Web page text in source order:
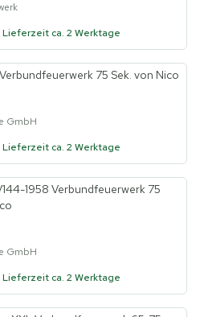
Lieferzeit ca. 2 Werktage
75 Sek. von Nico
GmbH
Lieferzeit ca. 2 Werktage
1958 Verbundfeuerwerk 75
GmbH
Lieferzeit ca. 2 Werktage